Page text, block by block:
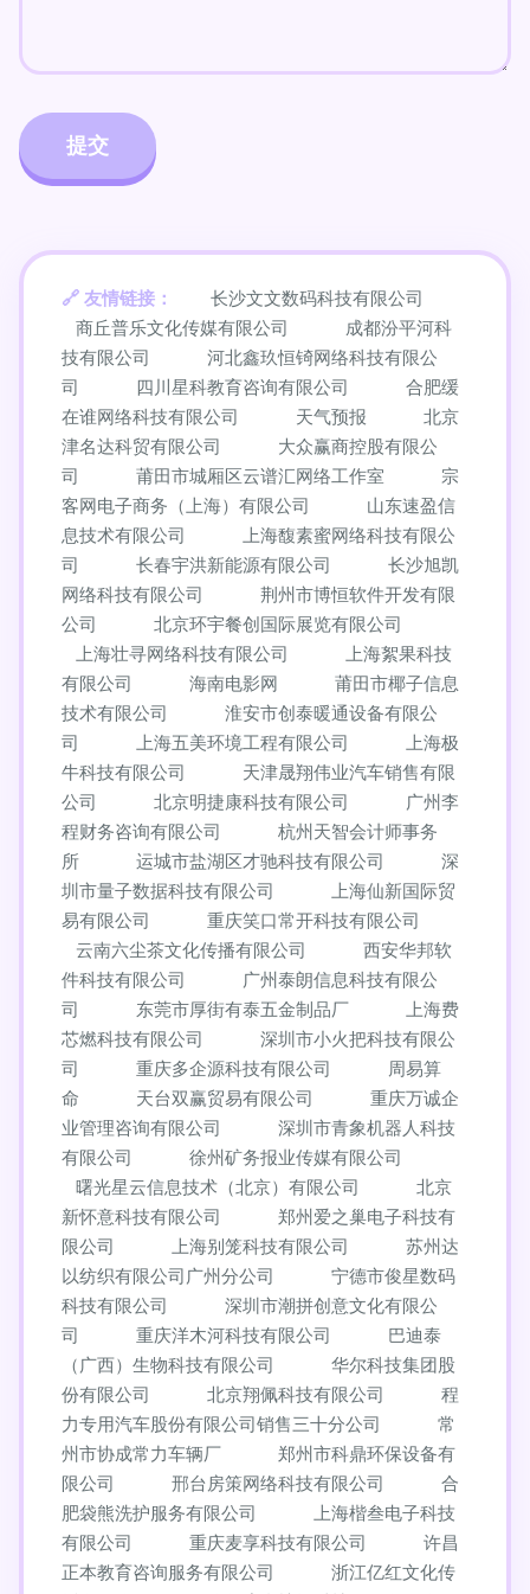
友情链接：
长沙文文数码科技有限公司
商丘普乐文化传媒有限公司
成都汾平河科
技有限公司
河北鑫玖恒锜网络科技有限公
司
四川星科教育咨询有限公司
合肥缓
在谁网络科技有限公司
天气预报
北京
津名达科贸有限公司
大众赢商控股有限公
司
莆田市城厢区云谱汇网络工作室
宗
客网电子商务（上海）有限公司
山东速盈信
息技术有限公司
上海馥素蜜网络科技有限公
司
长春宇洪新能源有限公司
长沙旭凯
网络科技有限公司
荆州市博恒软件开发有限
公司
北京环宇餐创国际展览有限公司
上海壮寻网络科技有限公司
上海絮果科技
有限公司
海南电影网
莆田市椰子信息
技术有限公司
淮安市创泰暖通设备有限公
司
上海五美环境工程有限公司
上海极
牛科技有限公司
天津晟翔伟业汽车销售有限
公司
北京明捷康科技有限公司
广州李
程财务咨询有限公司
杭州天智会计师事务
所
运城市盐湖区才驰科技有限公司
深
圳市量子数据科技有限公司
上海仙新国际贸
易有限公司
重庆笑口常开科技有限公司
云南六尘茶文化传播有限公司
西安华邦软
件科技有限公司
广州泰朗信息科技有限公
司
东莞市厚街有泰五金制品厂
上海费
芯燃科技有限公司
深圳市小火把科技有限公
司
重庆多企源科技有限公司
周易算
命
天台双赢贸易有限公司
重庆万诚企
业管理咨询有限公司
深圳市青象机器人科技
有限公司
徐州矿务报业传媒有限公司
曙光星云信息技术（北京）有限公司
北京
新怀意科技有限公司
郑州爱之巢电子科技有
限公司
上海别笼科技有限公司
苏州达
以纺织有限公司广州分公司
宁德市俊星数码
科技有限公司
深圳市潮拼创意文化有限公
司
重庆洋木河科技有限公司
巴迪泰
（广西）生物科技有限公司
华尔科技集团股
份有限公司
北京翔佩科技有限公司
程
力专用汽车股份有限公司销售三十分公司
常
州市协成常力车辆厂
郑州市科鼎环保设备有
限公司
邢台房策网络科技有限公司
合
肥袋熊洗护服务有限公司
上海楷叁电子科技
有限公司
重庆麦享科技有限公司
许昌
正本教育咨询服务有限公司
浙江亿红文化传